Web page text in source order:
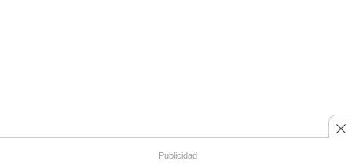
Publicidad